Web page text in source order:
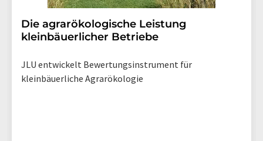
Die agrarökologische Leistung
kleinbäuerlicher Betriebe
JLU entwickelt Bewertungsinstrument für
kleinbäuerliche Agrarökologie